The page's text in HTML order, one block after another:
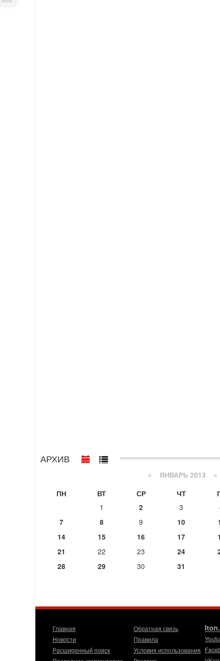
АРХИВ
« ЯНВАРЬ 2013 »
ПН
ВТ СР ЧТ
1
2 3
7
8 9 10
14
15 16 17
21
22 23 24
28
29 30 31
Главная
Новости
Расширенный поиск
Обратная связь
Правила
Условия использования